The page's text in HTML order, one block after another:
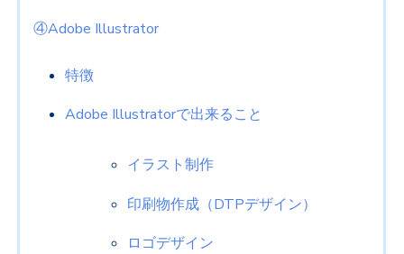
④Adobe Illustrator
特徴
Adobe Illustratorで出来ること
イラスト制作
印刷物作成（DTPデザイン）
ロゴデザイン